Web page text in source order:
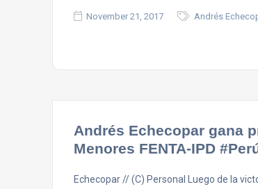
November 21, 2017 Andrés
Andrés Echecopar gana
Menores FENTA-IPD
Echecopar // (C) Personal Luego de la